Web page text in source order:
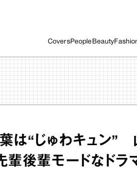
CoversPeople Beauty
は“じゅわキュン”
輩後輩モードなドラ